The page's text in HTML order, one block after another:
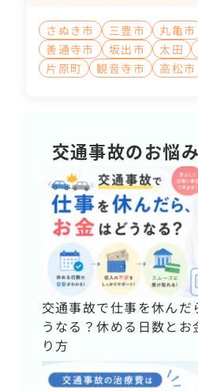
さぬき市 三豊市 丸亀市
善通寺市
坂出市 太田
片原町
観音寺市 高松市
交通事故のお悩
交通事故で仕事を休んだ
うなる？休める日数とお
り方